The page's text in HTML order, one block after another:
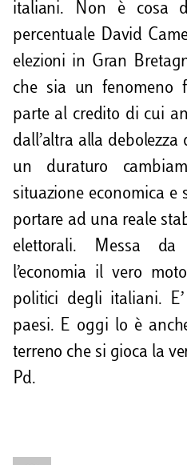
italiani. Non è cosa
percentuale David
elezioni in Gran
che sia un fenomeno
parte al credito di cui
dall’altra alla
un duraturo
situazione economica e
portare ad una reale
elettorali. Messa
l’economia il vero
politici degli italiani.
paesi. E oggi lo è
terreno che si gioca la
Pd.